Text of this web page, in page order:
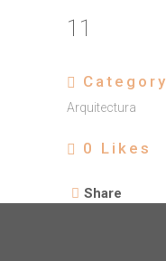
11
Category
Arquitectura
0 Likes
Share